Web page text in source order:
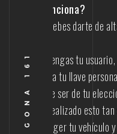
¿Cómo funciona?
– Tan solo debes darte de
– Una vez tengas tu
para que sea tu llave
cifras puede ser de tu
– Una vez realizado esto
dejar o recoger tu